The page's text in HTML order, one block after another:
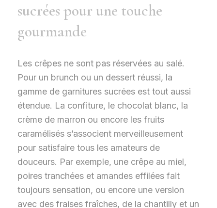
sucrées pour une touche
gourmande
Les crêpes ne sont pas réservées au salé.
Pour un brunch ou un dessert réussi, la
gamme de garnitures sucrées est tout aussi
étendue. La confiture, le chocolat blanc, la
crème de marron ou encore les fruits
caramélisés s’associent merveilleusement
pour satisfaire tous les amateurs de
douceurs. Par exemple, une crêpe au miel,
poires tranchées et amandes effilées fait
toujours sensation, ou encore une version
avec des fraises fraîches, de la chantilly et un